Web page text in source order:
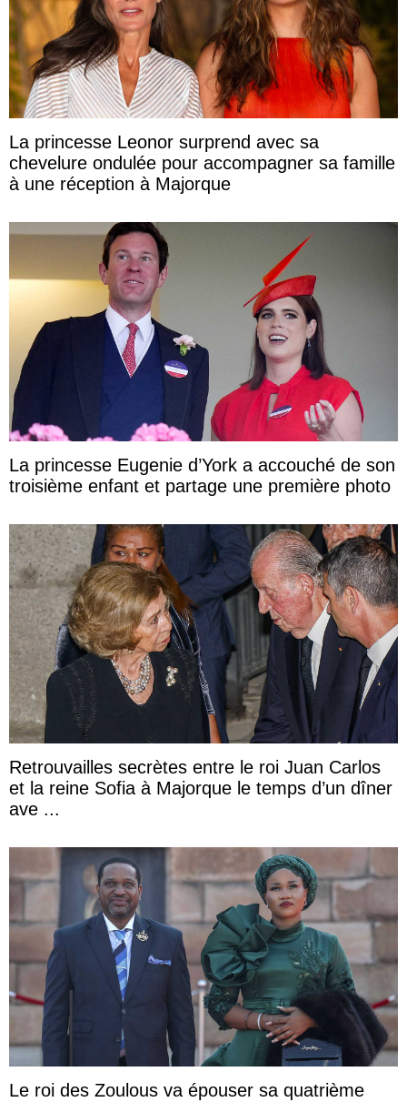
La princesse Leonor surprend avec sa
chevelure ondulée pour accompagner sa famille
à une réception à Majorque
La princesse Eugenie d’York a accouché de son
troisième enfant et partage une première photo
Retrouvailles secrètes entre le roi Juan Carlos
et la reine Sofia à Majorque le temps d’un dîner
ave ...
Le roi des Zoulous va épouser sa quatrième